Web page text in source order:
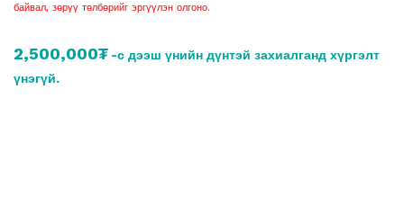
байвал, зөрүү төлбөрийг эргүүлэн олгоно.
2,500,000₮ -с дээш үнийн дүнтэй захиалганд хүргэлт
үнэгүй.